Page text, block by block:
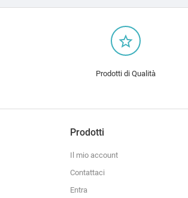
star_border
Prodotti di Qualità
Prodotti
Il mio account
Contattaci
Entra